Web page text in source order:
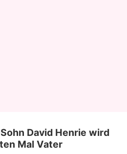
David Henrie wird
Mal Vater